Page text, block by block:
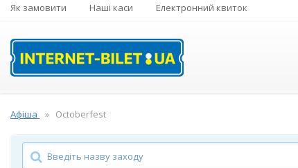
Як замовити Наші каси Електронний квиток
Афіша Octoberfest